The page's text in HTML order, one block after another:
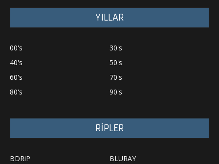
YILLAR
00's
30's
40's
50's
60's
70's
80's
90's
RİPLER
BDRiP
BLURAY